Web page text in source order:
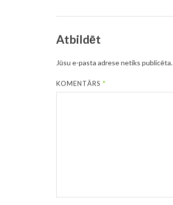
Atbildēt
Jūsu e-pasta adrese netiks publicēta.
KOMENTĀRS*